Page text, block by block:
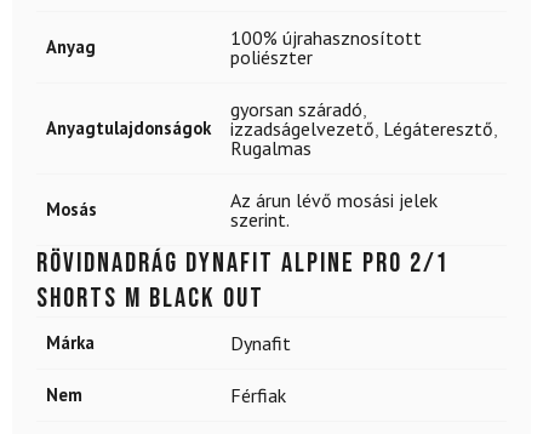
Anyag
100% újrahasznosított
poliészter
Anyagtulajdonságok
gyorsan száradó,
izzadságelvezető, Légáteresztő,
Rugalmas
Mosás
Az árun lévő mosási jelek
szerint.
Rövidnadrág DYNAFIT Alpine Pro 2/1
Shorts M Black Out
Márka Dynafit
Nem Férfiak